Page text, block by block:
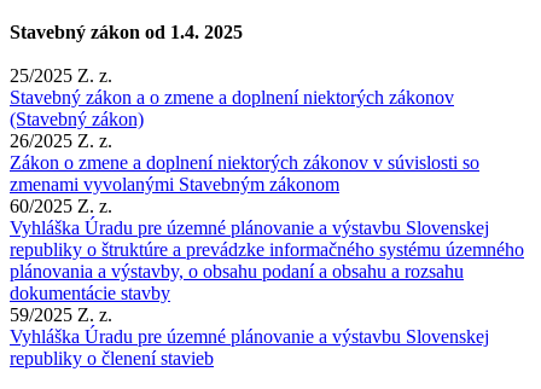
Stavebný zákon od 1.4. 2025
25/2025 Z. z.
Stavebný zákon a o zmene a doplnení niektorých zákonov
(Stavebný zákon)
26/2025 Z. z.
Zákon o zmene a doplnení niektorých zákonov v súvislosti so
zmenami vyvolanými Stavebným zákonom
60/2025 Z. z.
Vyhláška Úradu pre územné plánovanie a výstavbu Slovenskej
republiky o štruktúre a prevádzke informačného systému územného
plánovania a výstavby, o obsahu podaní a obsahu a rozsahu
dokumentácie stavby
59/2025 Z. z.
Vyhláška Úradu pre územné plánovanie a výstavbu Slovenskej
republiky o členení stavieb